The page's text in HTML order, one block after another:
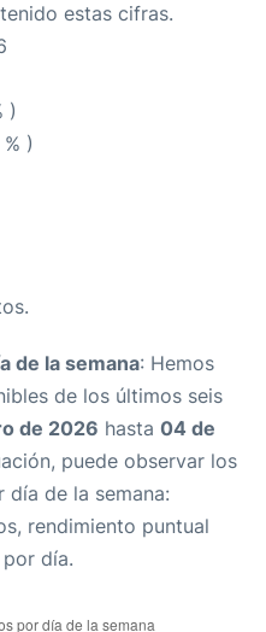
estas cifras.
)
)
de la semana: Hemos
de los últimos seis
de 2026 hasta 04 de
puede observar los
día de la semana:
rendimiento puntual
día.